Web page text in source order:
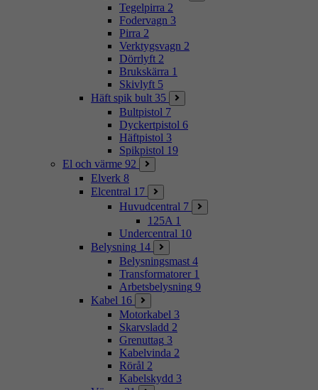
Tegelpirra 2
Fodervagn 3
Pirra 2
Verktygsvagn 2
Dörrlyft 2
Brukskärra 1
Skivlyft 5
Häft spik bult 35
Bultpistol 7
Dyckertpistol 6
Häftpistol 3
Spikpistol 19
El och värme 92
Elverk 8
Elcentral 17
Huvudcentral 7
125A 1
Undercentral 10
Belysning 14
Belysningsmast 4
Transformatorer 1
Arbetsbelysning 9
Kabel 16
Motorkabel 3
Skarvsladd 2
Grenuttag 3
Kabelvinda 2
Rörål 2
Kabelskydd 3